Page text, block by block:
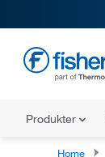
Produkter
Home